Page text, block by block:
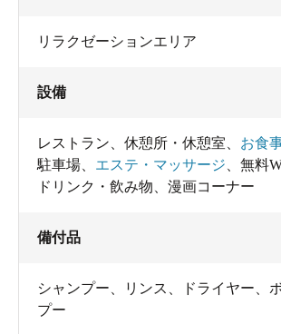
リラクゼーションエリア
設備
レストラン、 休憩所・休憩室、 お食
駐車場、 エステ・マッサージ、 無料
ドリンク・飲み物、 漫画コーナー
備付品
シャンプー、 リンス 、 ドライヤー、
プー